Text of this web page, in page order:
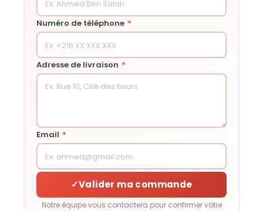
Numéro de téléphone *
Adresse de livraison *
Email *
✓Valider ma commande
Notre équipe vous contactera pour confirmer votre